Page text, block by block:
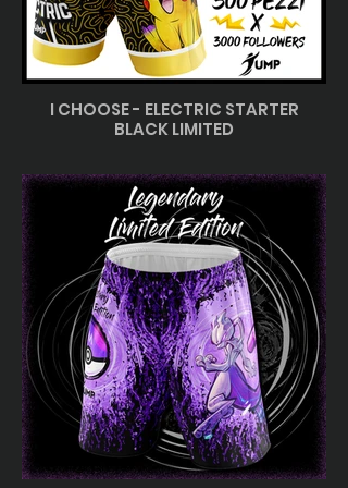
I CHOOSE - ELECTRIC STARTER
BLACK LIMITED